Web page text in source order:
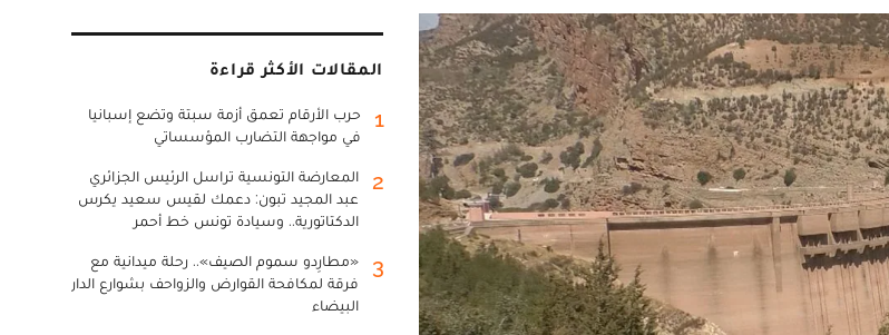
المقالات الأكثر قراءة
1
حرب الأرقام تعمق أزمة سبتة وتضع إسبانيا
في مواجهة التضارب المؤسساتي
2
المعارضة التونسية تراسل الرئيس الجزائري
عبد المجيد تبون: دعمك لقيس سعيد يكرس
الدكتاتورية.. وسيادة تونس خط أحمر
3
«مطارِدو سموم الصيف».. رحلة ميدانية مع
فرقة لمكافحة القوارض والزواحف بشوارع الدار
البيضاء